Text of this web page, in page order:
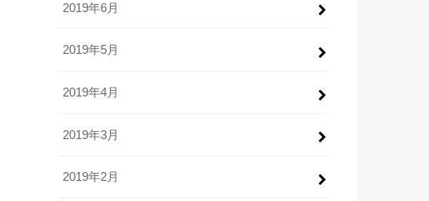
2019年6月
2019年5月
2019年4月
2019年3月
2019年2月